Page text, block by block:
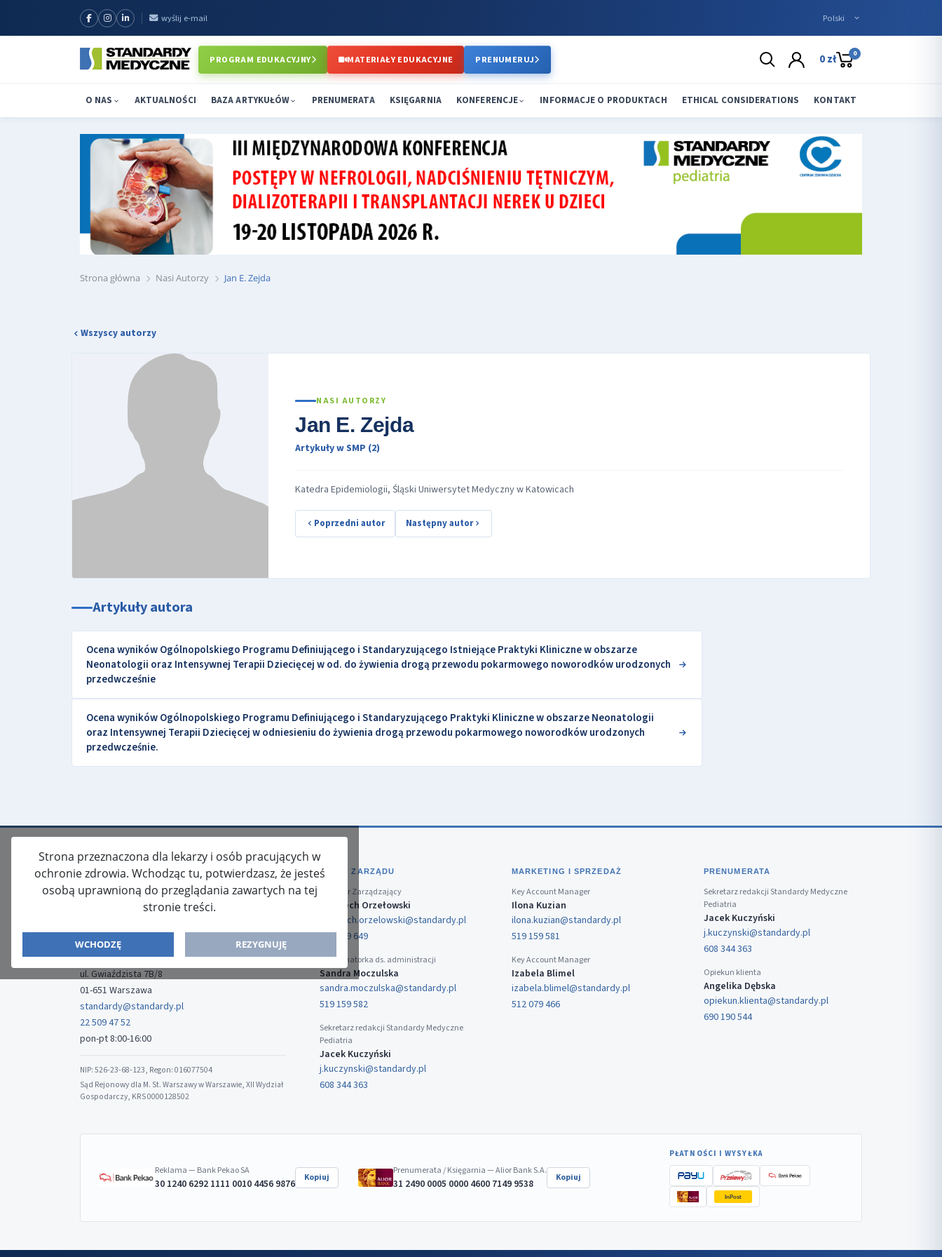
wyślij e-mail
PROGRAM EDUKACYJNY MATERIAŁY EDUKACYJNE PRENUMERUJ 0 zł 0
O NAS AKTUALNOŚCI BAZA ARTYKUŁÓW PRENUMERATA KSIĘGARNIA KONFERENCJE INFORMACJE O PRODUKTACH ETHICAL CONSIDERATIONS KONTAKT
Strona główna Nasi Autorzy Jan E. Zejda
Wszyscy autorzy
NASI AUTORZY
Jan E. Zejda
Artykuły w SMP (2)
Katedra Epidemiologii, Śląski Uniwersytet Medyczny w Katowicach
Poprzedni autor Następny autor
Artykuły autora
Ocena wyników Ogólnopolskiego Programu Definiującego i Standaryzującego Istniejące Praktyki Kliniczne w obszarze
Neonatologii oraz Intensywnej Terapii Dziecięcej w od. do żywienia drogą przewodu pokarmowego noworodków urodzonych
przedwcześnie
Ocena wyników Ogólnopolskiego Programu Definiującego i Standaryzującego Praktyki Kliniczne w obszarze Neonatologii
oraz Intensywnej Terapii Dziecięcej w odniesieniu do żywienia drogą przewodu pokarmowego noworodków urodzonych
przedwcześnie.
Strona przeznaczona dla lekarzy i osób pracujących w
ochronie zdrowia. Wchodząc tu, potwierdzasz, że jesteś
osobą uprawnioną do przeglądania zawartych na tej
stronie treści.
WCHODZĘ REZYGNUJĘ
ISSN: 2080-5438
Media-Press Sp. z o.o.
ul. Gwiaździsta 7B/8
01-651 Warszawa
standardy@standardy.pl
22 509 47 52
pon-pt 8:00-16:00
NIP: 526-23-68-123, Regon: 016077504
Sąd Rejonowy dla M. St. Warszawy w Warszawie, XII Wydział
Gospodarczy, KRS 0000128502
BIURO ZARZĄDU
Dyrektor Zarządzający
Wojciech Orzełowski
wojciech.orzelowski@standardy.pl
519 159 649
Koordynatorka ds. administracji
Sandra Moczulska
sandra.moczulska@standardy.pl
519 159 582
Sekretarz redakcji Standardy Medyczne
Pediatria
Jacek Kuczyński
j.kuczynski@standardy.pl
608 344 363
MARKETING I SPRZEDAŻ
Key Account Manager
Ilona Kuzian
ilona.kuzian@standardy.pl
519 159 581
Key Account Manager
Izabela Blimel
izabela.blimel@standardy.pl
512 079 466
PRENUMERATA
Sekretarz redakcji Standardy Medyczne
Pediatria
Jacek Kuczyński
j.kuczynski@standardy.pl
608 344 363
Opiekun klienta
Angelika Dębska
opiekun.klienta@standardy.pl
690 190 544
Reklama — Bank Pekao SA
30 1240 6292 1111 0010 4456 9876 Kopiuj
Prenumerata / Księgarnia — Alior Bank S.A.
31 2490 0005 0000 4600 7149 9538 Kopiuj
PŁATNOŚCI I WYSYŁKA
InPost